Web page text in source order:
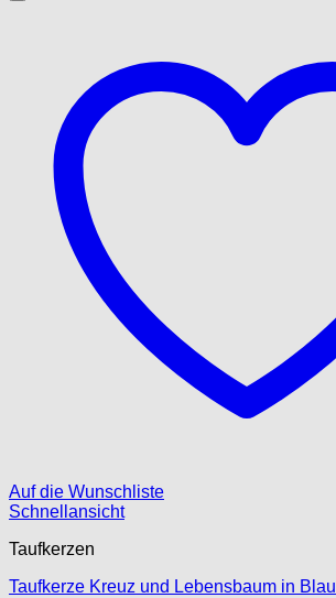
Auf die Wunschliste
Schnellansicht
Taufkerzen
Taufkerze Kreuz und Lebensbaum in Blau